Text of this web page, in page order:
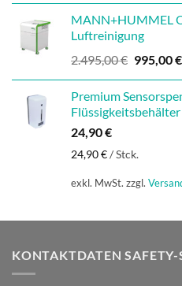
MANN+HUMMEL
Luftreinigung
2.495,00€
Preis
995,00€
Premium
24,90€
24,90€/Stck.
exkl. MwSt. zzgl.
KONTAKTDATEN SAFETY-